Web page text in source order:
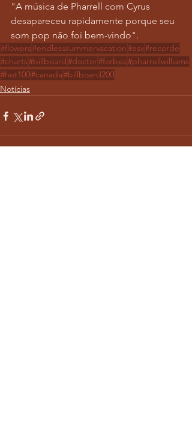
"A música de Pharrell com Cyrus
desapareceu rapidamente porque seu
som pop não foi bem-vindo".
#flowers#endlesssummervacation#esv#recorde
#charts#billboard#doctor#forbes#pharrellwilliams
#hot100#canada#billboard200
Notícias